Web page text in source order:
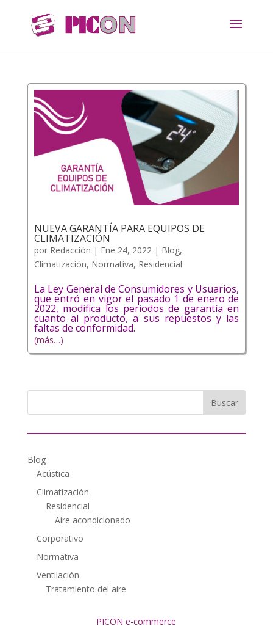
NUEVA GARANTÍA PARA EQUIPOS DE
CLIMATIZACIÓN
por Redacción | Ene 24, 2022| Blog,
Climatización, Normativa, Residencial
La Ley General de Consumidores y Usuarios,
que entró en vigor el pasado 1 de enero de
2022, modifica los periodos de garantía en
cuanto al producto, a sus repuestos y las
faltas de conformidad.
(más…)
Blog
Acústica
Climatización
Residencial
Aire acondicionado
Corporativo
Normativa
Ventilación
Tratamiento del aire
PICON e-commerce